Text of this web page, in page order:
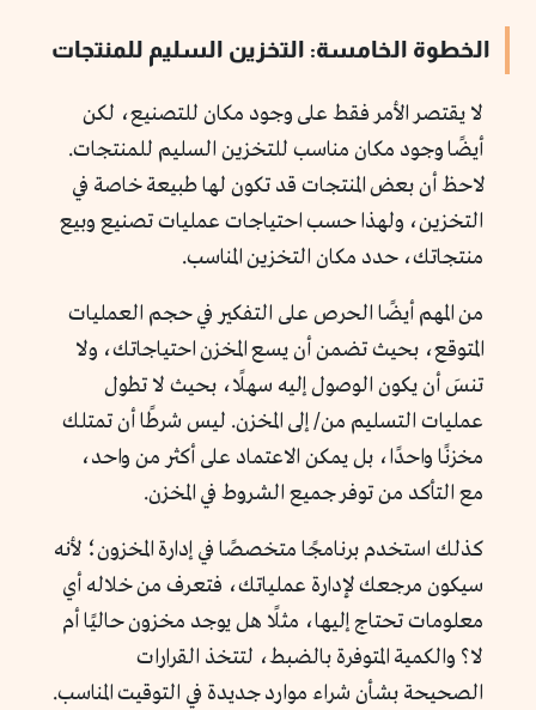
الخطوة الخامسة: التخزين السليم للمنتجات
لا يقتصر الأمر فقط على وجود مكان للتصنيع، لكن
أيضًا وجود مكان مناسب للتخزين السليم للمنتجات.
لاحظ أن بعض المنتجات قد تكون لها طبيعة خاصة في
التخزين، ولهذا حسب احتياجات عمليات تصنيع وبيع
منتجاتك، حدد مكان التخزين المناسب.
من المهم أيضًا الحرص على التفكير في حجم العمليات
المتوقع، بحيث تضمن أن يسع المخزن احتياجاتك، ولا
تنسَ أن يكون الوصول إليه سهلًا، بحيث لا تطول
عمليات التسليم من/ إلى المخزن. ليس شرطًا أن تمتلك
مخزنًا واحدًا، بل يمكن الاعتماد على أكثر من واحد،
مع التأكد من توفر جميع الشروط في المخزن.
كذلك استخدم برنامجًا متخصصًا في إدارة المخزون؛ لأنه
سيكون مرجعك لإدارة عملياتك، فتعرف من خلاله أي
معلومات تحتاج إليها، مثلًا هل يوجد مخزون حاليًا أم
لا؟ والكمية المتوفرة بالضبط، لتتخذ القرارات
الصحيحة بشأن شراء موارد جديدة في التوقيت المناسب.